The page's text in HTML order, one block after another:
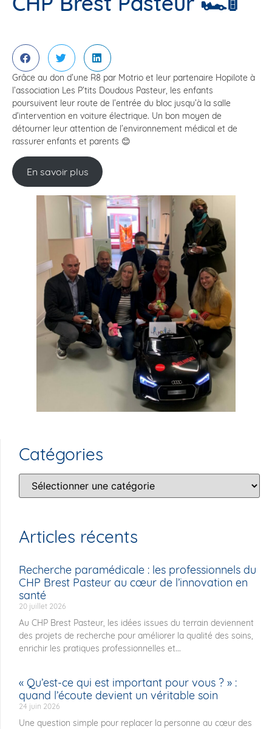
Grâce au don d’une R8 par Motrio et leur partenaire Hopilote à
l’association Les P’tits Doudous Pasteur, les enfants
poursuivent leur route de l’entrée du bloc jusqu’à la salle
d’intervention en voiture électrique. Un bon moyen de
détourner leur attention de l’environnement médical et de
rassurer enfants et parents 😊
En savoir plus
Catégories
Articles récents
Recherche paramédicale : les professionnels du
CHP Brest Pasteur au cœur de l’innovation en
santé
20 juillet 2026
Au CHP Brest Pasteur, les idées issues du terrain deviennent
des projets de recherche pour améliorer la qualité des soins,
enrichir les pratiques professionnelles et...
« Qu’est-ce qui est important pour vous ? » :
quand l’écoute devient un véritable soin
24 juin 2026
Une question simple pour replacer la personne au cœur des